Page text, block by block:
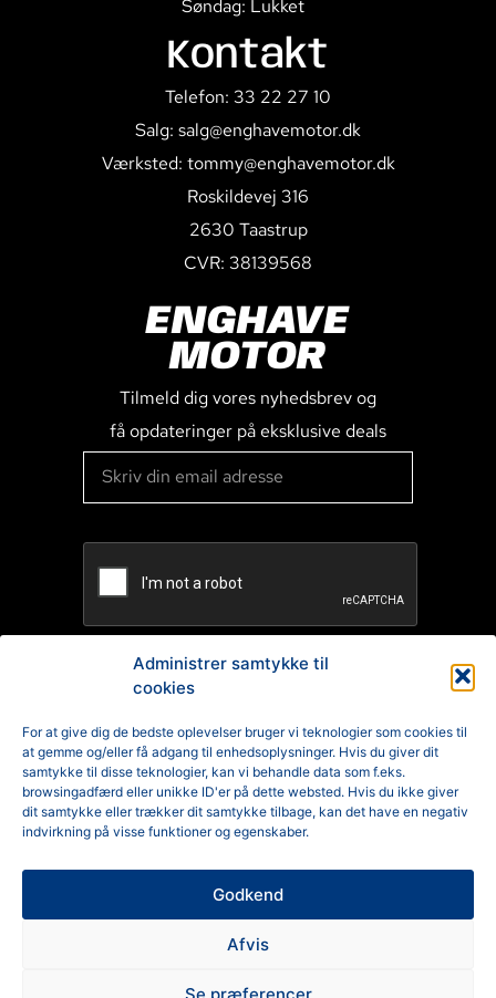
Administrer samtykke til
cookies
For at give dig de bedste oplevelser bruger vi teknologier som cookies til
at gemme og/eller få adgang til enhedsoplysninger. Hvis du giver dit
samtykke til disse teknologier, kan vi behandle data som f.eks.
browsingadfærd eller unikke ID'er på dette websted. Hvis du ikke giver
dit samtykke eller trækker dit samtykke tilbage, kan det have en negativ
indvirkning på visse funktioner og egenskaber.
Godkend
Afvis
Se præferencer
Søndag: Lukket
Kontakt
Telefon: 33 22 27 10
Salg: salg@enghavemotor.dk
Værksted: tommy@enghavemotor.dk
Roskildevej 316
2630 Taastrup
CVR: 38139568
ENGHAVE
MOTOR
Tilmeld dig vores nyhedsbrev og
få opdateringer på eksklusive deals
Reklamation
Generelle Handelsbetingelser
Privatlivspolitik